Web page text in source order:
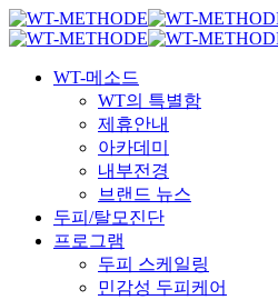
국내 최초 두피
국내 최초 두피
Skip
to
content
Menu
WT-메소드
WT의 특별함
제휴안내
아카데미
내부전경
브랜드 뉴스
두피/탈모진단
프로그램
두피 스케일링
민감성 두피케어